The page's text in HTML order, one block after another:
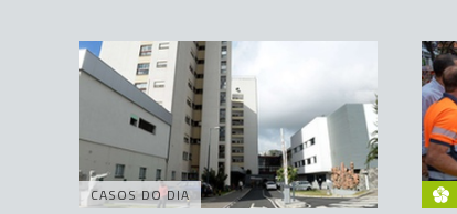
CASOS DO DIA